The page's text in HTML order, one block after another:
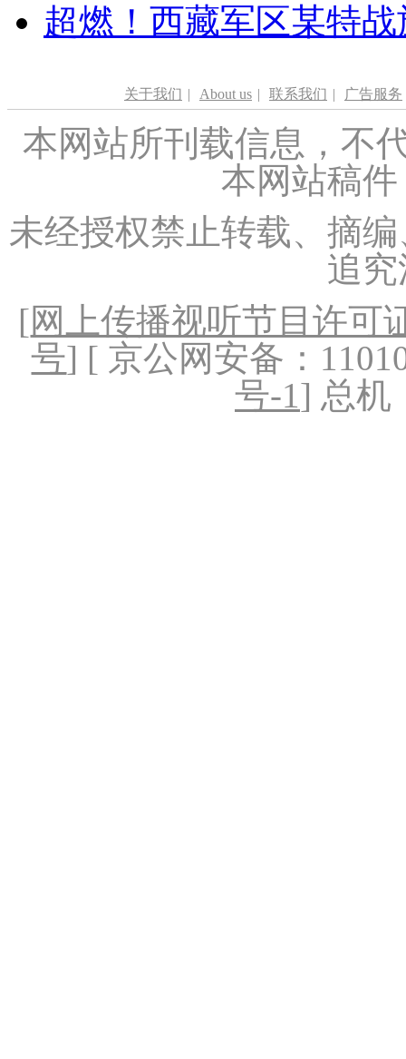
超燃！西藏军区某特
关于我们 | About us | 联系我们 | 广告服务
本网站所刊载信息，不
本网站稿
未经授权禁止转载、摘
追
[网上传播视听节目许可
号] [ 京公网安备：
号-1] 总机